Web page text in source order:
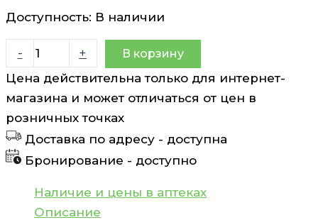
Доступность: В наличии
-
Количество
товара
Раствор
линз
в
комплекте
контейнером
+ В корзину
Цена действительна только для интернет-
магазина и может отличаться от цен в
розничных точках
Доставка по адресу - доступна
Бронирование - доступно
Наличие и цены в аптеках
Описание